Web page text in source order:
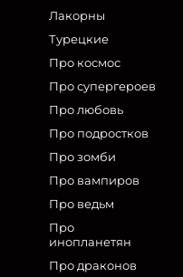
Лакорны
Турецкие
Про космос
Про супергероев
Про любовь
Про подростков
Про зомби
Про вампиров
Про ведьм
Про
инопланетян
Про драконов